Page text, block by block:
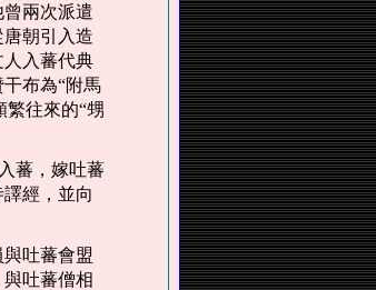
兩次派遣
朝引入造
入蕃代典
布為“附馬
繁往來的“甥
蕃，嫁吐蕃
經，並向
吐蕃會盟
吐蕃僧相